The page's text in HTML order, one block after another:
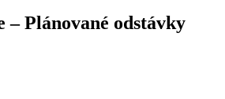
– Plánované odstávky